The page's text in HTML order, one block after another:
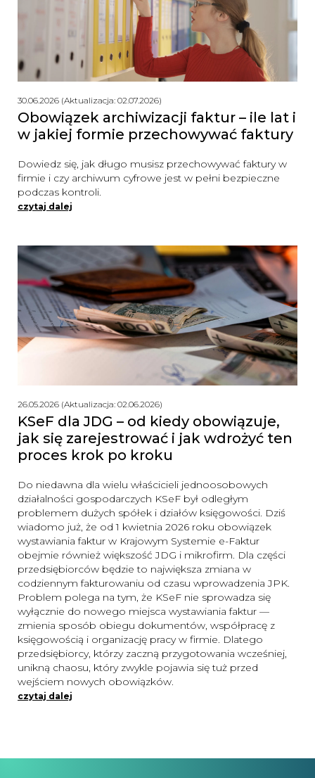
30.06.2026 (Aktualizacja: 02.07.2026)
Obowiązek archiwizacji faktur – ile lat i
w jakiej formie przechowywać faktury
Dowiedz się, jak długo musisz przechowywać faktury w
firmie i czy archiwum cyfrowe jest w pełni bezpieczne
podczas kontroli.
czytaj dalej
26.05.2026 (Aktualizacja: 02.06.2026)
KSeF dla JDG – od kiedy obowiązuje,
jak się zarejestrować i jak wdrożyć ten
proces krok po kroku
Do niedawna dla wielu właścicieli jednoosobowych
działalności gospodarczych KSeF był odległym
problemem dużych spółek i działów księgowości. Dziś
wiadomo już, że od 1 kwietnia 2026 roku obowiązek
wystawiania faktur w Krajowym Systemie e-Faktur
obejmie również większość JDG i mikrofirm. Dla części
przedsiębiorców będzie to największa zmiana w
codziennym fakturowaniu od czasu wprowadzenia JPK.
Problem polega na tym, że KSeF nie sprowadza się
wyłącznie do nowego miejsca wystawiania faktur —
zmienia sposób obiegu dokumentów, współpracę z
księgowością i organizację pracy w firmie. Dlatego
przedsiębiorcy, którzy zaczną przygotowania wcześniej,
unikną chaosu, który zwykle pojawia się tuż przed
wejściem nowych obowiązków.
czytaj dalej